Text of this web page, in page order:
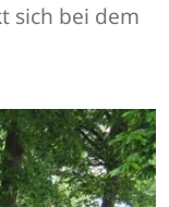
sich bei dem